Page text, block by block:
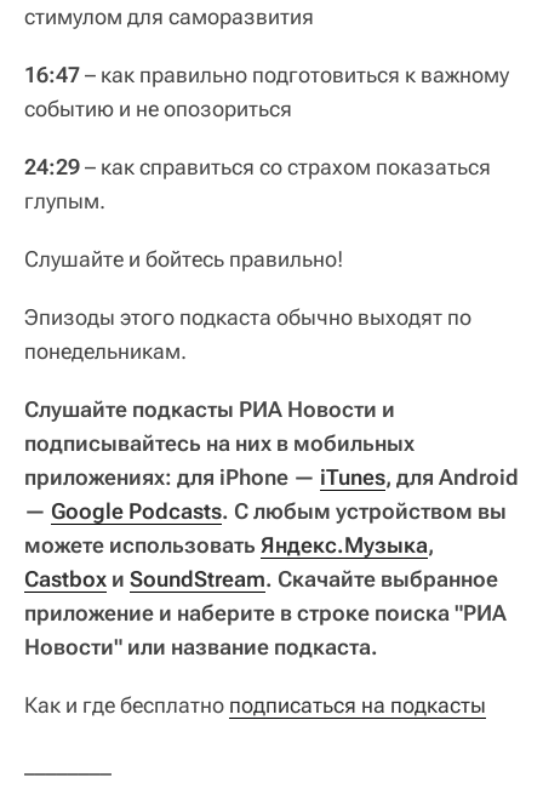
стимулом для саморазвития
16:47– как правильно подготовиться к важному
событию и не опозориться
24:29– как справиться со страхом показаться
глупым.
Слушайте и бойтесь правильно!
Эпизоды этого подкаста обычно выходят по
понедельникам.
Слушайте подкасты РИА Новости и
подписывайтесь на них в мобильных
приложениях: для iPhone — iTunes, для Android
— Google Podcasts. С любым устройством вы
можете использовать Яндекс.Музыка,
Castbox и SoundStream. Скачайте выбранное
приложение и наберите в строке поиска "РИА
Новости" или название подкаста.
Как и где бесплатно подписаться на подкасты